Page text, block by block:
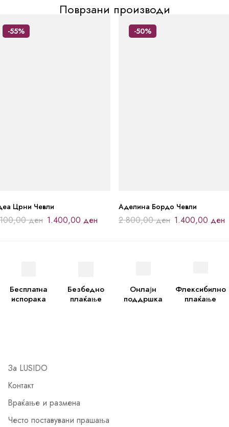
Поврзани производи
-55%
Црни Чевли
ден 1.400,00 ден
-50%
Аделина Бордо Чевли
2.800,00ден 1.400,00 ден
Бесплатна
испорака
Безбедно
плаќање
Онлајн
поддршка
Флексибилно
плаќање
За LUSIDO
Контакт
Враќање и размена
Често поставувани прашања